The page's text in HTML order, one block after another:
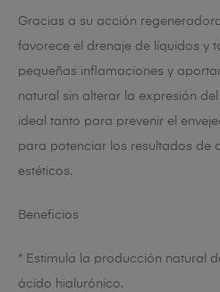
Gracias a su acción
favorece el drenaje de líquidos y
pequeñas inflamaciones y
natural sin alterar la expresión
ideal tanto para prevenir el
para potenciar los resultados de
estéticos.
Beneficios
* Estimula la producción natural
ácido hialurónico.